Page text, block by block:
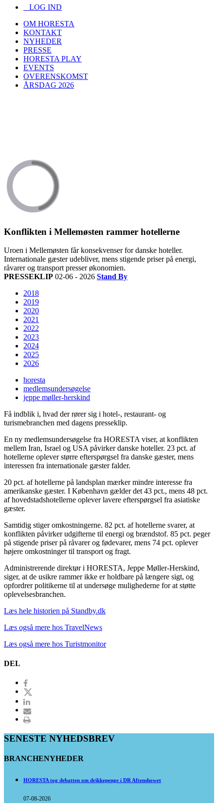
LOG IND
OM HORESTA
KONTAKT
NYHEDER
PRESSE
HORESTA PLAY
EVENTS
OVERENSKOMST
ÅRSDAG 2026
Konflikten i Mellemøsten rammer hotellerne
Uroen i Mellemøsten får konsekvenser for danske hoteller.
Internationale gæster udebliver, mens stigende priser på energi,
råvarer og transport presser økonomien.
PRESSEKLIP 02-06 - 2026 Stand By
2018
2019
2020
2021
2022
2023
2024
2025
2026
horesta
medlemsundersøgelse
jeppe møller-herskind
Få indblik i, hvad der rører sig i hotel-, restaurant- og
turismebranchen med dagens presseklip.
En ny medlemsundersøgelse fra HORESTA viser, at konflikten
mellem Iran, Israel og USA påvirker danske hoteller. 23 pct. af
hotellerne oplever større efterspørgsel fra danske gæster, mens
interessen fra internationale gæster falder.
20 pct. af hotellerne på landsplan mærker mindre interesse fra
amerikanske gæster. I København gælder det 43 pct., mens 48 pct.
af hovedstadshotellerne oplever lavere efterspørgsel fra asiatiske
gæster.
Samtidig stiger omkostningerne. 82 pct. af hotellerne svarer, at
konflikten påvirker udgifterne til energi og brændstof. 85 pct. peger
på stigende priser på råvarer og fødevarer, mens 74 pct. oplever
højere omkostninger til transport og fragt.
Administrerende direktør i HORESTA, Jeppe Møller-Herskind,
siger, at de usikre rammer ikke er holdbare på længere sigt, og
opfordrer politikerne til at undersøge mulighederne for at støtte
oplevelsesbranchen.
Læs hele historien på Standby.dk
Læs også mere hos TravelNews
Læs også mere hos Turistmonitor
DEL
SENESTE NYHEDSBREV
BRANCHENYHEDER
HORESTA tog debatten om drikkepenge i DR Aftenshowet
07-08-2026